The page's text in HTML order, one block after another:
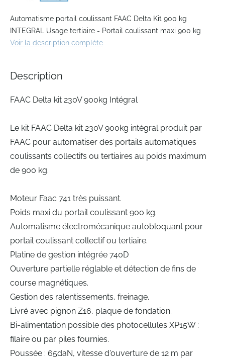
to
the
beginning
of
gallery
Automatisme portail coulissant FAAC Delta Kit 900 kg
INTEGRAL Usage tertiaire - Portail coulissant maxi 900 kg
Voir la description complète
Description
FAAC Delta kit 230V 900kg Intégral
Le kit FAAC Delta kit 230V 900kg intégral produit par
FAAC pour automatiser des portails automatiques
coulissants collectifs ou tertiaires au poids maximum
de 900 kg.
Moteur Faac 741 très puissant.
Poids maxi du portail coulissant 900 kg.
Automatisme électromécanique autobloquant pour
portail coulissant collectif ou tertiaire.
Platine de gestion intégrée 740D
Ouverture partielle réglable et détection de fins de
course magnétiques.
Gestion des ralentissements, freinage.
Livré avec pignon Z16, plaque de fondation.
Bi-alimentation possible des photocellules XP15W :
filaire ou par piles fournies.
Poussée : 65daN, vitesse d'ouverture de 12 m par